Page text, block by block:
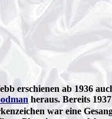
erschienen ab 1936
heraus. Bereits
war eine